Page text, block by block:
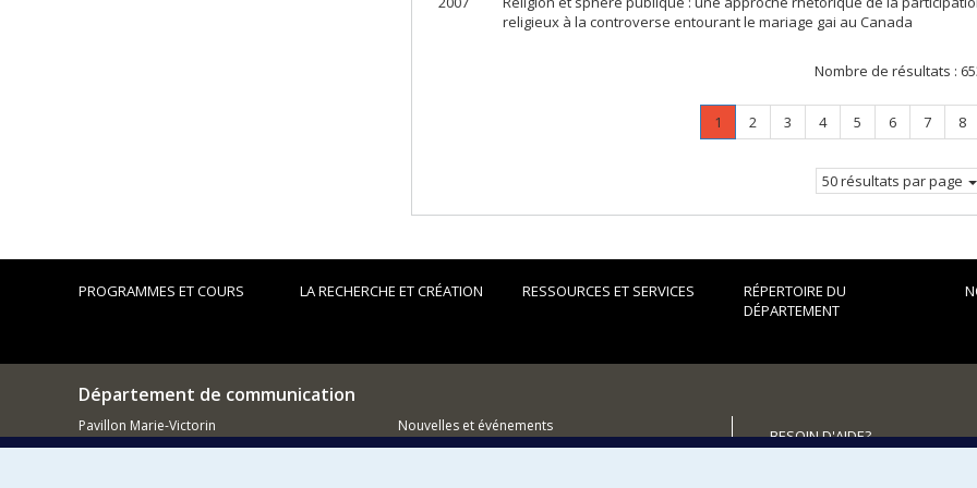
religieux à la controverse entourant le mariage gai au Canada
Nombre de résultats :
Page
1
Page
Page
2 Page
3 Page
4 Page
5 Page
6 Page
7 8
50 résultats par page
PROGRAMMES ET COURS LA RECHERCHE ET CRÉATION RESSOURCES ET SERVICES
RÉPERTOIRE DU
DÉPARTEMENT
Département de communication
Pavillon Marie-Victorin
90, Vincent-d'Indy
Nouvelles et événements
BESOIN D'AIDE?